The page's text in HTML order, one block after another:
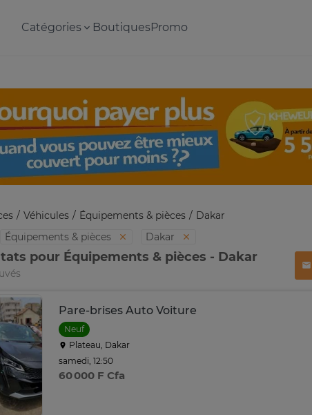
Catégories BoutiquesPromo
Véhicules Équipements & pièces
Dakar
Équipements & pièces Dakar
pour Équipements & pièces - Dakar
Pare-brises Auto Voiture
Neuf
Plateau, Dakar
samedi, 12:50
60 000 F Cfa